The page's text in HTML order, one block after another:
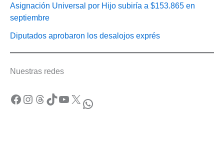
Asignación Universal por Hijo subiría a $153.865 en
septiembre
Diputados aprobaron los desalojos exprés
Nuestras redes
Facebook Instagram Threads TikTok YouTube X WhatsApp